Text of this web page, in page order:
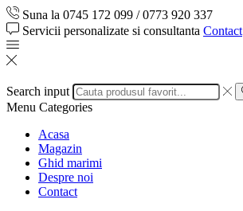
Suna la 0745 172 099 / 0773 920 337
Servicii personalizate si consultanta Contact
Search input
Menu Categories
Acasa
Magazin
Ghid marimi
Despre noi
Contact